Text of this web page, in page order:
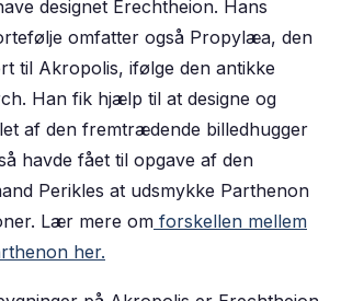
designet Erechtheion. Hans
omfatter også Propylæa, den
til Akropolis, ifølge den antikke
Han fik hjælp til at designe og
af den fremtrædende billedhugger
havde fået til opgave af den
Perikles at udsmykke Parthenon
Lær mere om forskellen mellem
her.